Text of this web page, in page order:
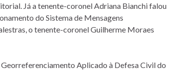
Já a tenente-coronel Adriana Bianchi falou
do Sistema de Mensagens
o tenente-coronel Guilherme Moraes
Aplicado à Defesa Civil do